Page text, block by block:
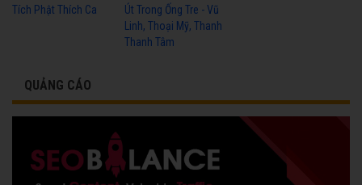
Tích Phật Thích Ca
Út Trong Ống Tre - Vũ
Linh, Thoại Mỹ, Thanh
Thanh Tâm
QUẢNG CÁO